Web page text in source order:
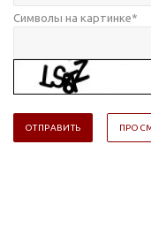
Символы на картинке*